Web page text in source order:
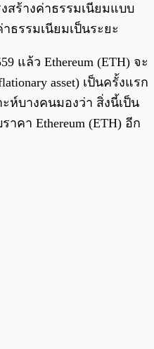
สร้างค่าธรรมเนียมแบบ
ธรรมเนียมเป็นระยะ
แล้ว Ethereum (ETH) จะ
asset) เป็นครั้งแรก
ห์บางคนมองว่า สิ่งนี้เป็น
าคา Ethereum (ETH) อีก